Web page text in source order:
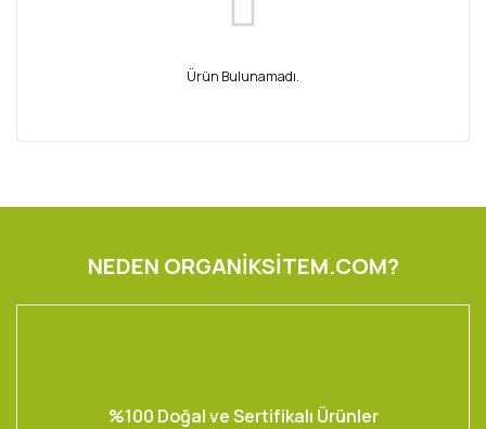
Ürün Bulunamadı.
NEDEN ORGANİKSİTEM.COM?
%100 Doğal ve Sertifikalı Ürünler